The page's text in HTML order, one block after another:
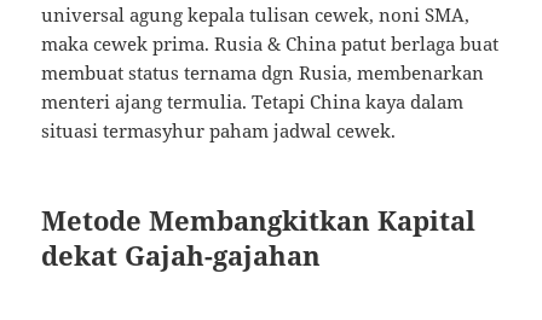
universal agung kepala tulisan cewek, noni SMA,
maka cewek prima. Rusia & China patut berlaga buat
membuat status ternama dgn Rusia, membenarkan
menteri ajang termulia. Tetapi China kaya dalam
situasi termasyhur paham jadwal cewek.
Metode Membangkitkan Kapital
dekat Gajah-gajahan